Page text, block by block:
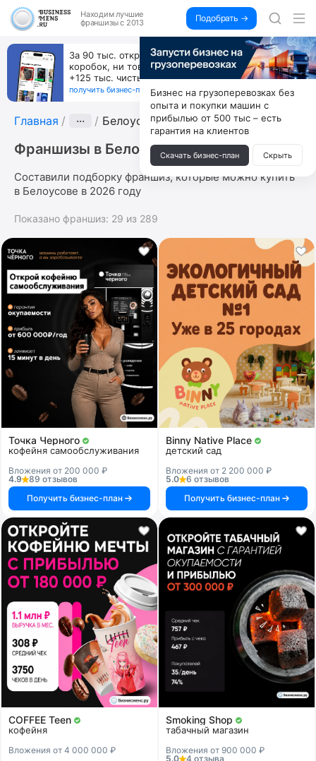
Находим лучшие
франшизы с 2013
Подобрать →
За 90 тыс. открой магазин на Авито, дома ни
коробок, ни товара, ни склада, зато каждый месяц
+125 тыс. чистыми
получить бизнес-план ↓
Главная ··· Белоусово
Франшизы в Белоусове
Составили подборку франшиз, которые можно купить
в Белоусове в 2026 году
Показано франшиз: 29 из 289
Точка Черного
кофейня самообслуживания
Вложения от 200 000 ₽
4.9
89 отзывов
Получить бизнес-план
Binny Native Place
детский сад
Вложения от 2 200 000 ₽
5.0
6 отзывов
Получить бизнес-план
COFFEE Teen
кофейня
Вложения от 4 000 000 ₽
Smoking Shop
табачный магазин
Вложения от 900 000 ₽
5.0
4 отзыва
Бизнес на грузоперевозках без
опыта и покупки машин с
прибылью от 500 тыс – есть
гарантия на клиентов
Скачать бизнес-план Скрыть